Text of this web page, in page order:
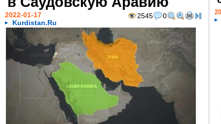
2545 0
2022-01-17
Kurdistan.Ru